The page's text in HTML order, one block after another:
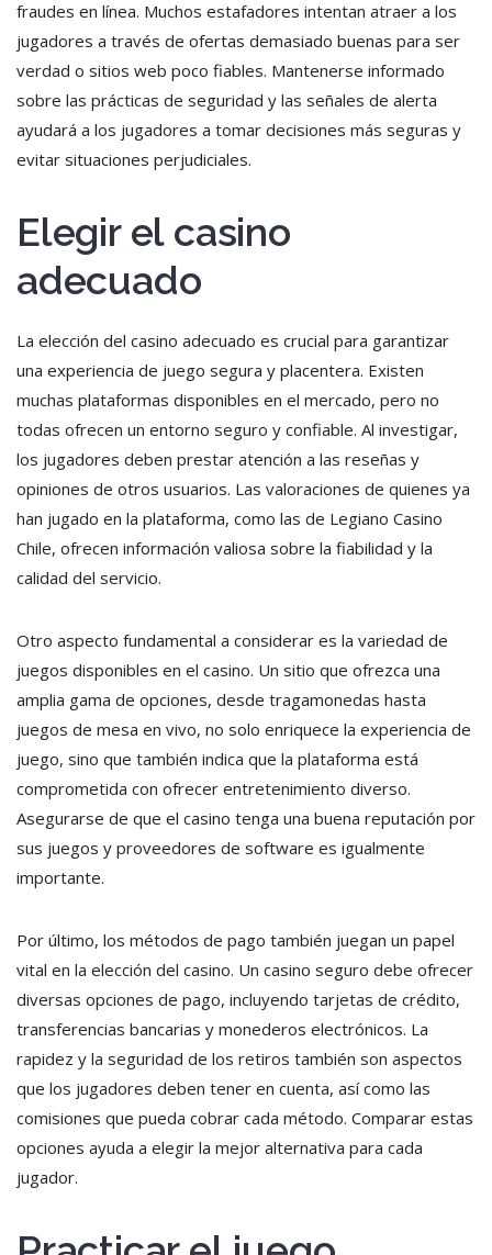
fraudes en línea. Muchos estafadores intentan atraer a los
jugadores a través de ofertas demasiado buenas para ser
verdad o sitios web poco fiables. Mantenerse informado
sobre las prácticas de seguridad y las señales de alerta
ayudará a los jugadores a tomar decisiones más seguras y
evitar situaciones perjudiciales.
Elegir el casino
adecuado
La elección del casino adecuado es crucial para garantizar
una experiencia de juego segura y placentera. Existen
muchas plataformas disponibles en el mercado, pero no
todas ofrecen un entorno seguro y confiable. Al investigar,
los jugadores deben prestar atención a las reseñas y
opiniones de otros usuarios. Las valoraciones de quienes ya
han jugado en la plataforma, como las de Legiano Casino
Chile, ofrecen información valiosa sobre la fiabilidad y la
calidad del servicio.
Otro aspecto fundamental a considerar es la variedad de
juegos disponibles en el casino. Un sitio que ofrezca una
amplia gama de opciones, desde tragamonedas hasta
juegos de mesa en vivo, no solo enriquece la experiencia de
juego, sino que también indica que la plataforma está
comprometida con ofrecer entretenimiento diverso.
Asegurarse de que el casino tenga una buena reputación por
sus juegos y proveedores de software es igualmente
importante.
Por último, los métodos de pago también juegan un papel
vital en la elección del casino. Un casino seguro debe ofrecer
diversas opciones de pago, incluyendo tarjetas de crédito,
transferencias bancarias y monederos electrónicos. La
rapidez y la seguridad de los retiros también son aspectos
que los jugadores deben tener en cuenta, así como las
comisiones que pueda cobrar cada método. Comparar estas
opciones ayuda a elegir la mejor alternativa para cada
jugador.